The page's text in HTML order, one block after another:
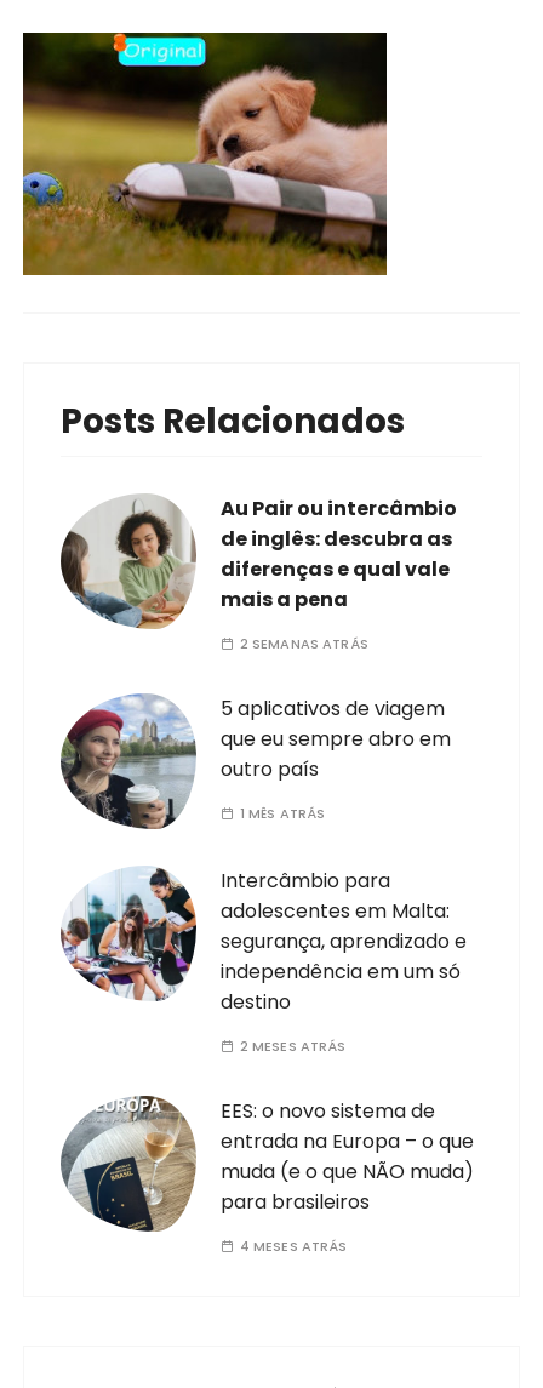
Posts Relacionados
Au Pair ou intercâmbio
de inglês: descubra as
diferenças e qual vale
mais a pena
2 SEMANAS ATRÁS
5 aplicativos de viagem
que eu sempre abro em
outro país
1 MÊS ATRÁS
Intercâmbio para
adolescentes em Malta:
segurança, aprendizado e
independência em um só
destino
2 MESES ATRÁS
EES: o novo sistema de
entrada na Europa – o que
muda (e o que NÃO muda)
para brasileiros
4 MESES ATRÁS